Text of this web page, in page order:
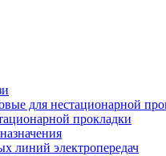
для нестационарной
прокладки
линий электропередач